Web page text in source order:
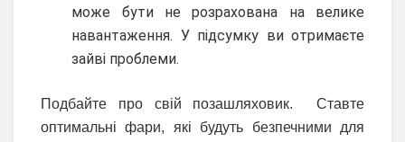
може бути не розрахована на велике
навантаження. У підсумку ви отримаєте
зайві проблеми.
Подбайте про свій позашляховик. Ставте
оптимальні фари, які будуть безпечними для